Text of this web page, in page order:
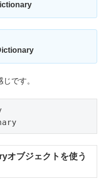
です。
オブジェクトを使う